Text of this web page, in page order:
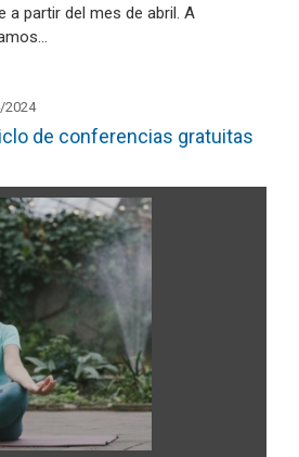
a partir del mes de abril. A
2024
de conferencias gratuitas